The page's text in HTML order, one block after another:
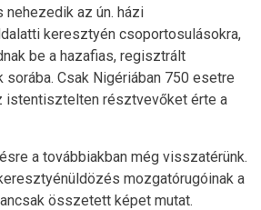
nehezedik az ún. házi
keresztyén csoportosulásokra,
be a hazafias, regisztrált
Csak Nigériában 750 esetre
istentisztelten résztvevőket érte a
a továbbiakban még visszatérünk.
mozgatórugóinak a
összetett képet mutat.